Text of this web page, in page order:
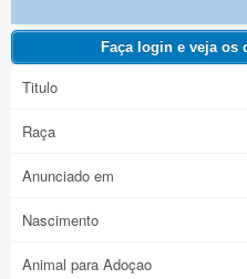
Titulo
Raça
Anunciado em
Nascimento
Animal para Adoçao